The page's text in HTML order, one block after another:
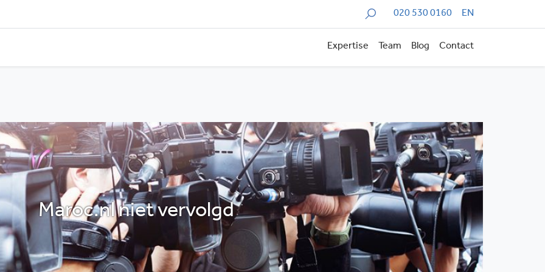
Zoeken 020 530 0160 EN
Expertise Team Blog Contact
Maroc.nl niet vervolgd